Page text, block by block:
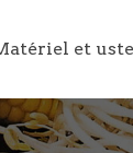
et